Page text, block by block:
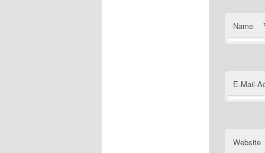
Name
E-Mail-
Website